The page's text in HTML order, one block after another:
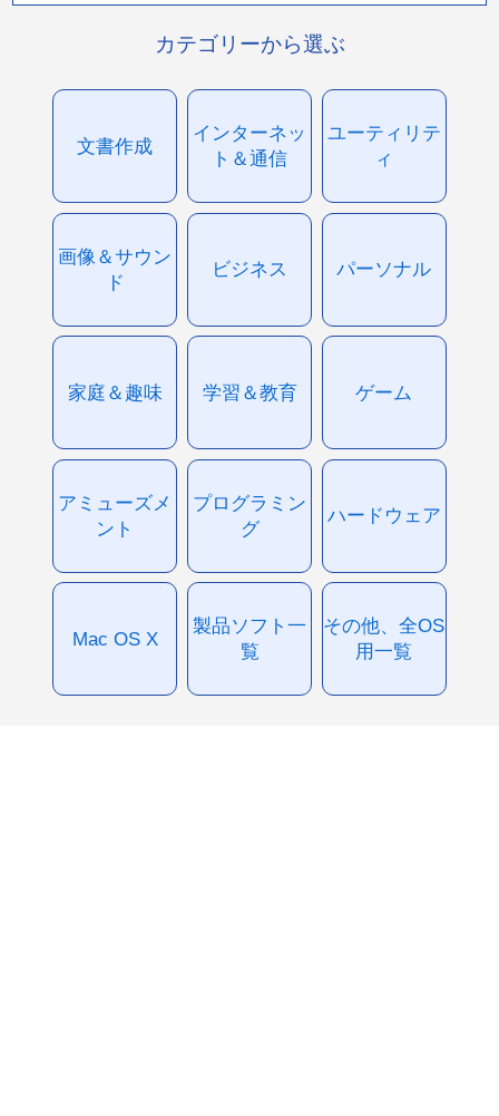
カテゴリーから選ぶ
文書作成
インターネッ
ト＆通信
ユーティリテ
ィ
画像＆サウン
ド
ビジネス パーソナル
家庭＆趣味 学習＆教育 ゲーム
アミューズメ
ント
プログラミン
グ
ハードウェア
Mac OS X
製品ソフト一
覧
その他、全OS
用一覧